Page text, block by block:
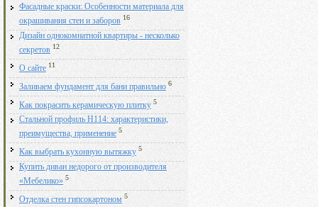
Фасадные краски: Особенности материала для
окрашивания стен и заборов 16
Дизайн однокомнатной квартиры - несколько
секретов 12
О сайте 11
Заливаем фундамент для бани правильно 6
Как покрасить керамическую плитку 5
Стальной профиль Н114: характеристики,
преимущества, применение 5
Как выбрать кухонную вытяжку 5
Купить диван недорого от производителя
«Мебелико» 5
Отделка стен гипсокартоном 5